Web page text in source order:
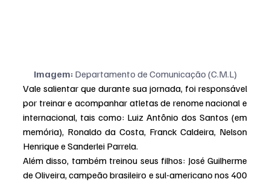
Imagem: Departamento de Comunicação (C.M.L)
Vale salientar que durante sua jornada, foi responsável
por treinar e acompanhar atletas de renome nacional e
internacional, tais como: Luiz Antônio dos Santos (em
memória), Ronaldo da Costa, Franck Caldeira, Nelson
Henrique e Sanderlei Parrela.
Além disso, também treinou seus filhos: José Guilherme
de Oliveira, campeão brasileiro e sul-americano nos 400